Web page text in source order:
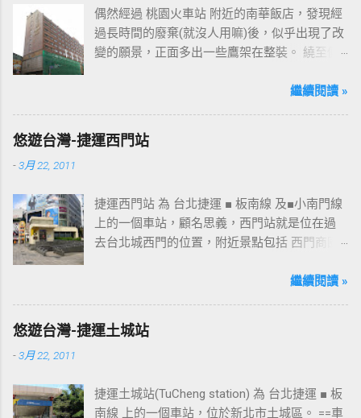
偶然經過 桃園火車站 附近的南華飯店，發現經
過長時間的廢棄(就沒人用嘛)後，似乎出現了改
變的願景，正面多出一些鷹架在整裝。 繞至側
桃園的民眾又有一個聚餐旅遊的好去處囉!!但今
趴走將持續為讀者們追蹤其動態消息，請各位
開始期待開幕日的來臨吧！ 南華飯店施工中現
繼續閱讀 »
悠遊台灣-捷運西門站
-3月 22, 2011
捷運西門站 為 台北捷運 ■ 板南線 及■小南門線
上的一個車站，顧名思義，西門站就是位在過
去台北城西門的位置，附近景點包括 西門商圈
圖中的六號出口，因位處 西門商圈 之入口，成
等候的標的物，也是是最容易堵塞的出口。 捷
運西門站六號出口&西門町商圈 板南線上車站 [
站 ] - [ 龍山寺站 ] - [ 西門站 ] - [ 台北車站 ] - [
繼續閱讀 »
悠遊台灣-捷運土城站
-3月 22, 2011
捷運土城站(TuCheng station) 為 台北捷運 ■ 板
南線 上的一個車站，位於新北市土城區。 ==車